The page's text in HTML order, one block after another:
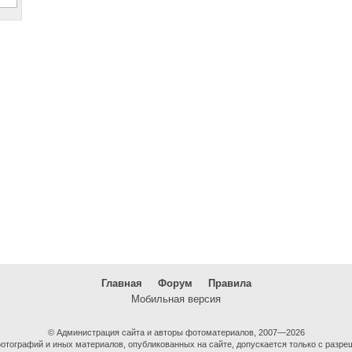
Главная Форум
Правила
Мобильная версия
© Администрация сайта и авторы фотоматериалов, 2007—2026
и иных материалов, опубликованных на сайте, допускается только с